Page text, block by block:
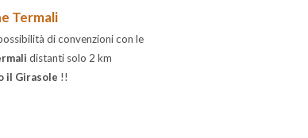
Termali
di convenzioni con le
distanti solo 2 km
il Girasole !!